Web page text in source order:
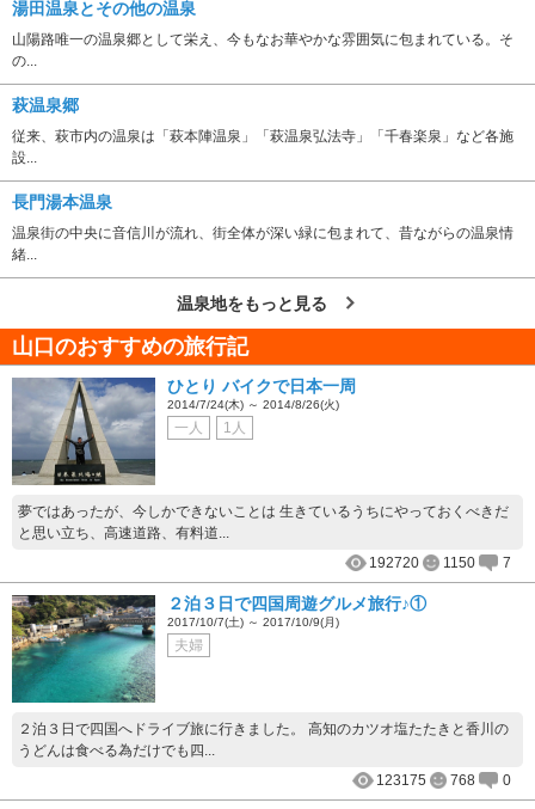
湯田温泉とその他の温泉
山陽路唯一の温泉郷として栄え、今もなお華やかな雰囲気に包まれている。そ
の...
萩温泉郷
従来、萩市内の温泉は「萩本陣温泉」「萩温泉弘法寺」「千春楽泉」など各施
設...
長門湯本温泉
温泉街の中央に音信川が流れ、街全体が深い緑に包まれて、昔ながらの温泉情
緒...
温泉地をもっと見る
山口のおすすめの旅行記
ひとり バイクで日本一周
2014/7/24(木) ～ 2014/8/26(火)
一人 1人
夢ではあったが、今しかできないことは 生きているうちにやっておくべきだ
と思い立ち、高速道路、有料道...
192720
1150 7
２泊３日で四国周遊グルメ旅行♪①
2017/10/7(土) ～ 2017/10/9(月)
夫婦
２泊３日で四国へドライブ旅に行きました。 高知のカツオ塩たたきと香川の
うどんは食べる為だけでも四...
123175
768 0